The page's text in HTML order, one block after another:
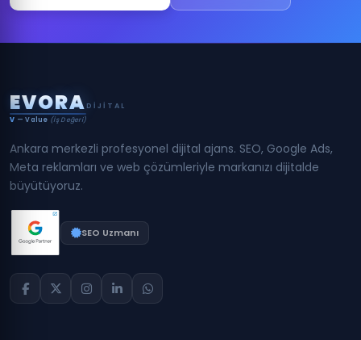
EVORA DIJITAL
V — Value (İş Değeri)
Ankara merkezli profesyonel dijital ajans. SEO, Google Ads,
Meta reklamları ve web çözümleriyle markanızı dijitalde
büyütüyoruz.
SEO Uzmanı